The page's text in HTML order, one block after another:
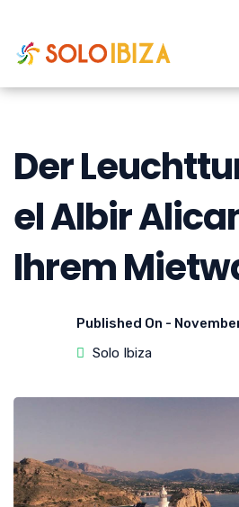
Der
el Albir
Ihrem
Published On -
Solo Ibiza